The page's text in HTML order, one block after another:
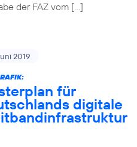
der FAZ vom […]
2019
für
digitale